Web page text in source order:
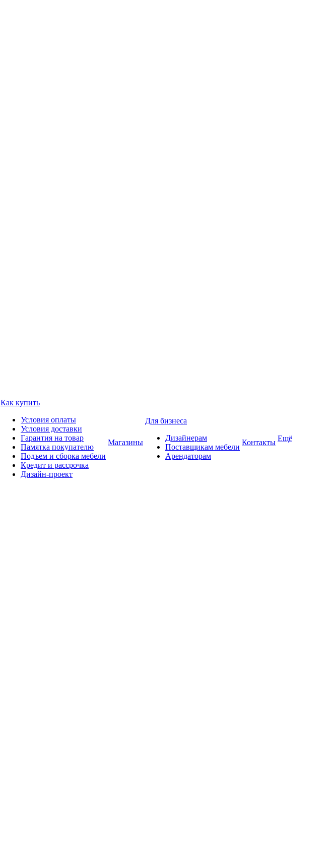
Как купить
Условия оплаты
Условия доставки
Гарантия на товар
Памятка покупателю
Подъем и сборка мебели
Кредит и рассрочка
Дизайн-проект
Магазины
Для бизнеса
Дизайнерам
Поставщикам мебели
Арендаторам
Контакты Ещё